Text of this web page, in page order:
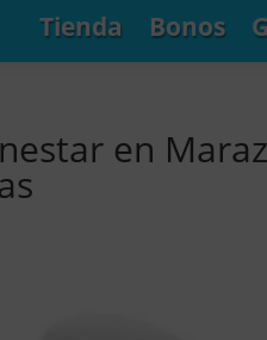
Tienda Bonos
en